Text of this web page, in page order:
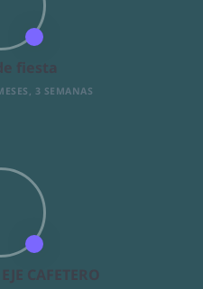
3 SEMANAS